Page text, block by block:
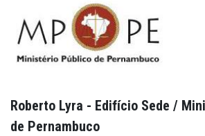
Roberto Lyra - Edifício Sede /
de Pernambuco